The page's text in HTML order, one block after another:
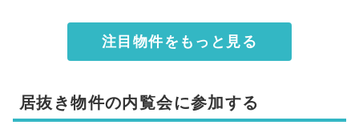
注目物件をもっと見る
居抜き物件の内覧会に参加する